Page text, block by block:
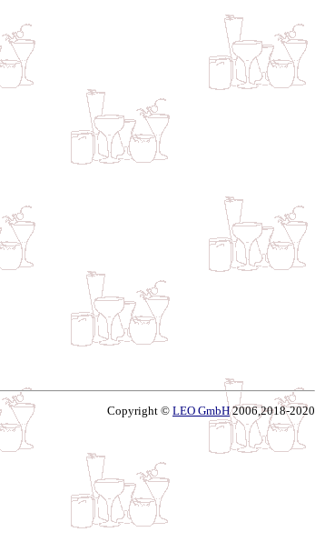
Copyright © LEO GmbH2006,2018-2020